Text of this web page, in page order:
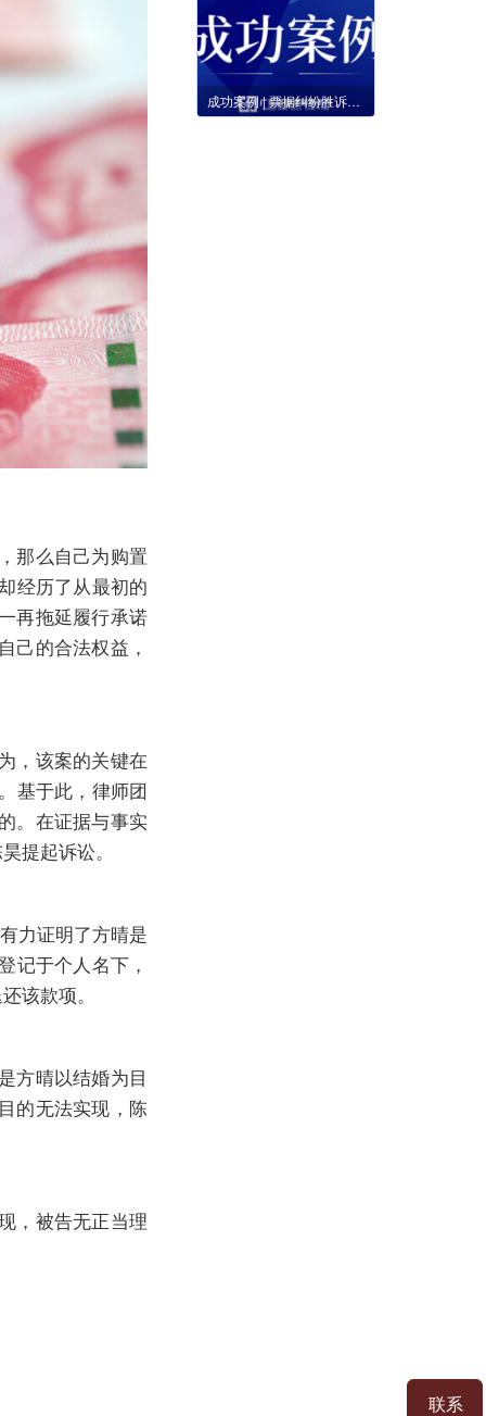
联系
那么自己为购置
经历了从最初的
再拖延履行承诺
己的合法权益，
，该案的关键在
基于此，律师团
。在证据与事实
提起诉讼。
力证明了方晴是
记于个人名下，
该款项。
方晴以结婚为目
的无法实现，陈
，被告无正当理
成功案例 | 票据纠纷胜诉确认百万余元债权却无财产可执行，格德律师起诉追责股东成功完成深度执行。